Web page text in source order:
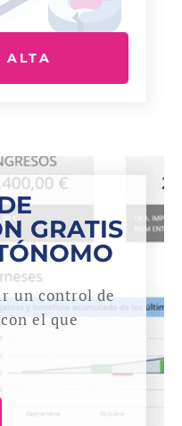
ALTA
GRATIS
un control de
el que